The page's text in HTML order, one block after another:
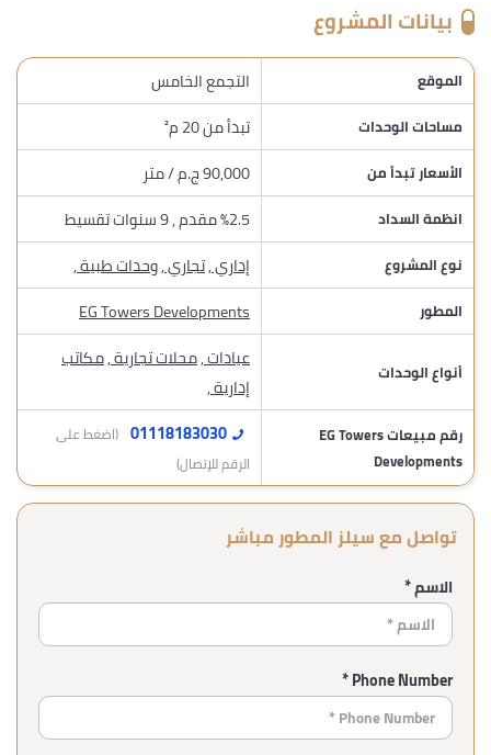
بيانات المشروع
الموقع التجمع الخامس
مساحات الوحدات تبدأ من 20 م²
الأسعار تبدأ من 90,000 ج.م / متر
انظمة السداد %2.5 مقدم , 9 سنوات تقسيط
نوع المشروع إداري,تجاري,وحدات طبية,
المطور EG Towers Developments
أنواع الوحدات عيادات,محلات تجارية,مكاتب
إدارية,
رقم مبيعات EG Towers
Developments
01118183030
(اضغط على
الرقم للإتصال)
تواصل مع سيلز المطور مباشر
الاسم *
Phone Number *